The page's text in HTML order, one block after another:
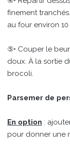
finement
au four environ 10
⑤• Couper le
doux. À la sortie
brocoli.
Parsemer de
En option :
pour donner une